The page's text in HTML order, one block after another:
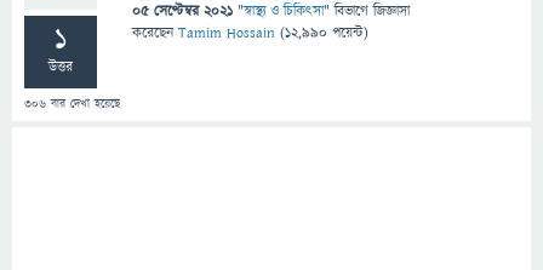
1
উত্তর
306 বার দেখা হয়েছে
05 সেপ্টেম্বর 2021 "স্বাস্থ্য ও চিকিৎসা" বিভাগে জিজ্ঞাসা
করেছেনTamim Hossain (12,990 পয়েন্ট)